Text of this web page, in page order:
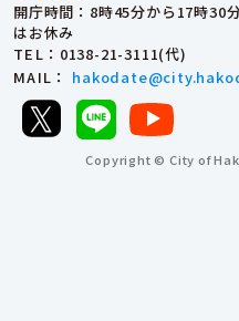
開庁時間：8時45分から17時
はお休み
TEL ：0138-21-3111(代)
MAIL ：
Copyright © City of